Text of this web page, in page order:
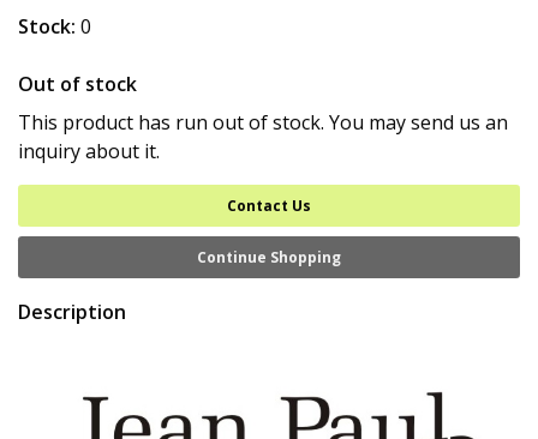
Stock: 0
Out of stock
This product has run out of stock. You may send us an
inquiry about it.
Contact Us
Continue Shopping
Description